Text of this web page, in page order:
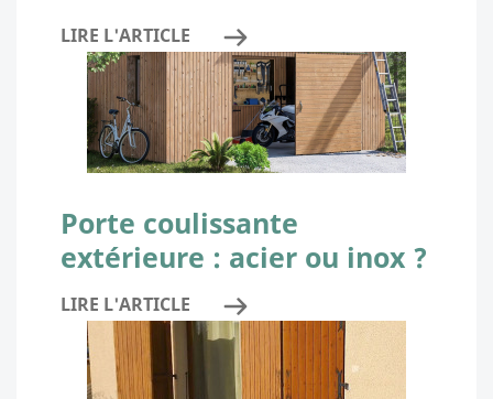
LIRE L'ARTICLE
Porte coulissante
extérieure : acier ou inox ?
LIRE L'ARTICLE